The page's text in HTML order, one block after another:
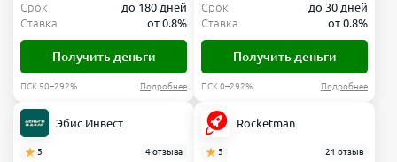
Срок
до 180 дней
Ставка
от 0.8%
Получить деньги
ПСК 50–292% Подробнее
Срок
до 30 дней
Ставка
от 0.8%
Получить деньги
ПСК 0–292% Подробнее
Эбис Инвест
5 4 отзыва
Rocketman
5 21 отзыв